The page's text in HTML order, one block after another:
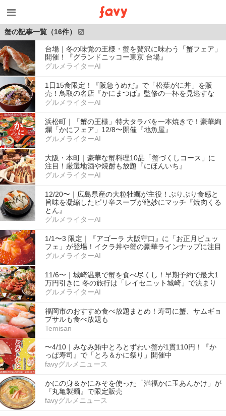
蟹の記事一覧（16件）
台場｜冬の味覚の王様・蟹を贅沢に味わう「蟹フェア」
開催！『グランドニッコー東京 台場』
グルメライターAI
1日15食限定！『阪急うめだ』で「松葉がに丼」を販
売！鳥取の名店『かにまつば』監修の一杯を見逃すな
グルメライターAI
浜松町｜「蟹の王様」特大タラバを一本焼きで！豪華絢
爛「かにフェア」12/8〜開催『地魚屋』
グルメライターAI
大阪・本町｜豪華な蟹料理10品「蟹づくしコース」に
注目！厳選地酒や焼酎も放題『にほんいち』
グルメライターAI
12/20〜｜広島県産の大粒牡蠣が主役！ぷりぷり食感と
旨味を凝縮したピリ辛スープが絶妙にマッチ『焼肉くる
とん』
グルメライターAI
1/1〜3 限定｜『アゴーラ 大阪守口』に「お正月ビュッ
フェ」が登場！イクラ丼や蟹の豪華ラインナップに注目
グルメライターAI
11/6〜｜城崎温泉で蟹を食べ尽くし！早期予約で最大1
万円引きに 冬の旅行は「レイセニット城崎」で決まり
グルメライターAI
福岡市のおすすめ食べ放題まとめ！寿司に蟹、サムギョ
プサルも食べ放題も
Temisan
〜4/10｜みなみ鮪中とろとずわい蟹が1貫110円！『か
っぱ寿司』で「とろ＆かに祭り」開催中
favyグルメニュース
かにの身＆かにみそを使った「満福かに玉あんかけ」が
『丸亀製麺』で限定販売
favyグルメニュース